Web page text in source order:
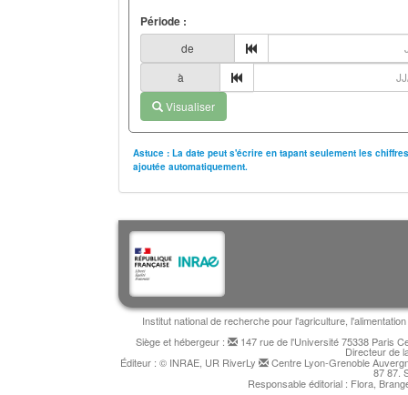
Période :
de
à
Visualiser
Astuce : La date peut s'écrire en tapant seulement les
ajoutée automatiquement.
Institut national de recherche pour l'agriculture,
Siège et hébergeur :
147 rue de l'Université 75338 Paris
Directeur de
Éditeur : © INRAE, UR RiverLy Centre Lyon-Grenoble
87 87.
Responsable éditorial : Flora,